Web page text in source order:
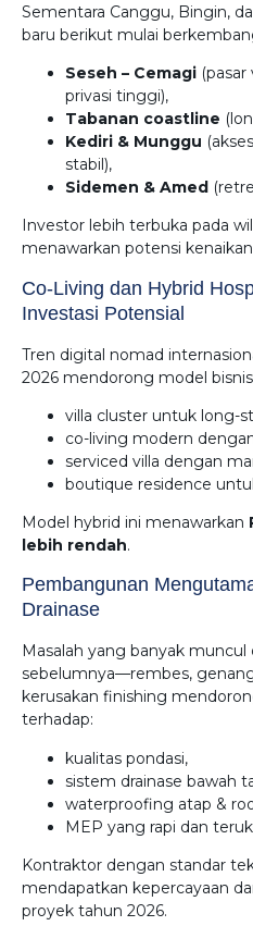
Sementara Canggu, Bingin,
baru berikut mulai
Seseh – Cemagi
privasi tinggi),
Tabanan coastline
Kediri & Munggu
stabil),
Sidemen & Amed
Investor lebih terbuka pada
menawarkan potensi
Co-Living dan Hybrid
Investasi Potensial
Tren digital nomad
2026 mendorong model
villa cluster untuk long-
co-living modern
serviced villa dengan
boutique residence
Model hybrid ini menawarkan
lebih rendah.
Pembangunan
Drainase
Masalah yang banyak
sebelumnya—rembes,
kerusakan finishing
terhadap:
kualitas pondasi,
sistem drainase bawah
waterproofing atap &
MEP yang rapi dan
Kontraktor dengan standar
mendapatkan kepercayaan
proyek tahun 2026.